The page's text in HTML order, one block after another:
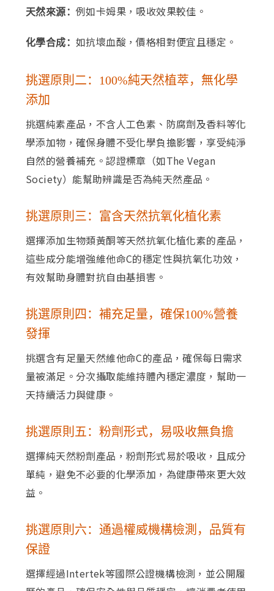
天然來源： 例如卡姆果，吸收效果較佳。
化學合成： 如抗壞血酸，價格相對便宜且穩定。
挑選原則二：100%純天然植萃，無化學
添加
挑選純素產品，不含人工色素、防腐劑及香料等化
學添加物，確保身體不受化學負擔影響，享受純淨
自然的營養補充。認證標章（如The Vegan
Society）能幫助辨識是否為純天然產品。
挑選原則三：富含天然抗氧化植化素
選擇添加生物類黃酮等天然抗氧化植化素的產品，
這些成分能增強維他命C的穩定性與抗氧化功效，
有效幫助身體對抗自由基損害。
挑選原則四：補充足量，確保100%營養
發揮
挑選含有足量天然維他命C的產品，確保每日需求
量被滿足。分次攝取能維持體內穩定濃度，幫助一
天持續活力與健康。
挑選原則五：粉劑形式，易吸收無負擔
選擇純天然粉劑產品，粉劑形式易於吸收，且成分
單純，避免不必要的化學添加，為健康帶來更大效
益。
挑選原則六：通過權威機構檢測，品質有
保證
選擇經過Intertek等國際公證機構檢測，並公開履